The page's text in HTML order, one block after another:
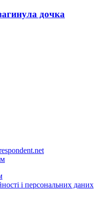
дочка
і персональних даних